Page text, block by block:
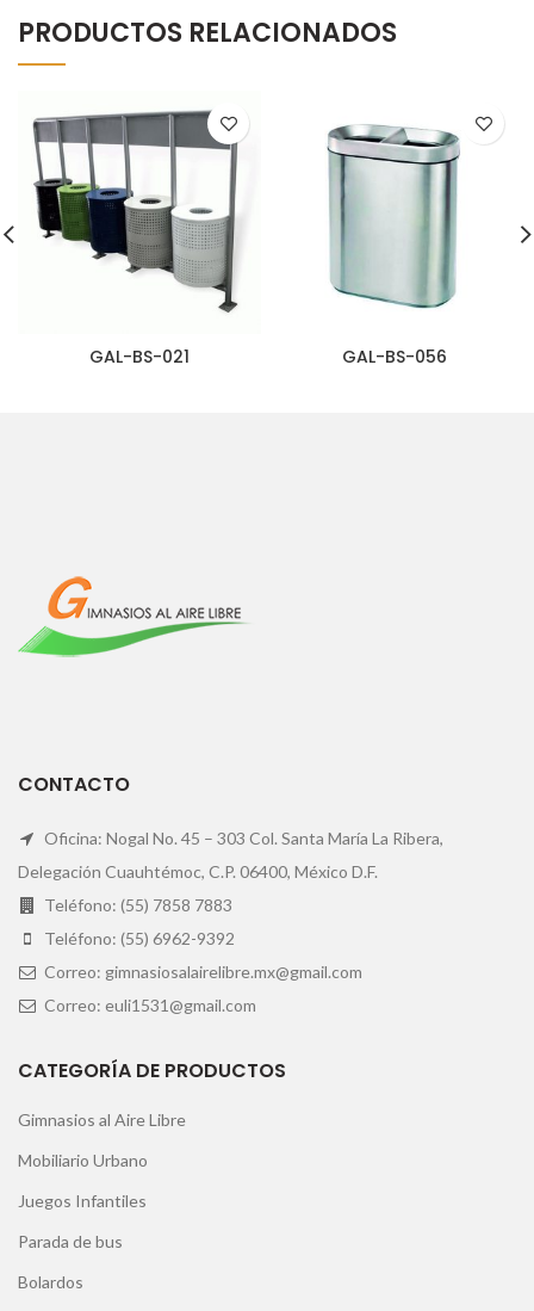
PRODUCTOS RELACIONADOS
GAL-BS-021 GAL-BS-056
CONTACTO
Oficina: Nogal No. 45 – 303 Col. Santa María La Ribera,
Delegación Cuauhtémoc, C.P. 06400, México D.F.
Teléfono: (55) 7858 7883
Teléfono: (55) 6962-9392
Correo: gimnasiosalairelibre.mx@gmail.com
Correo: euli1531@gmail.com
CATEGORÍA DE PRODUCTOS
Gimnasios al Aire Libre
Mobiliario Urbano
Juegos Infantiles
Parada de bus
Bolardos